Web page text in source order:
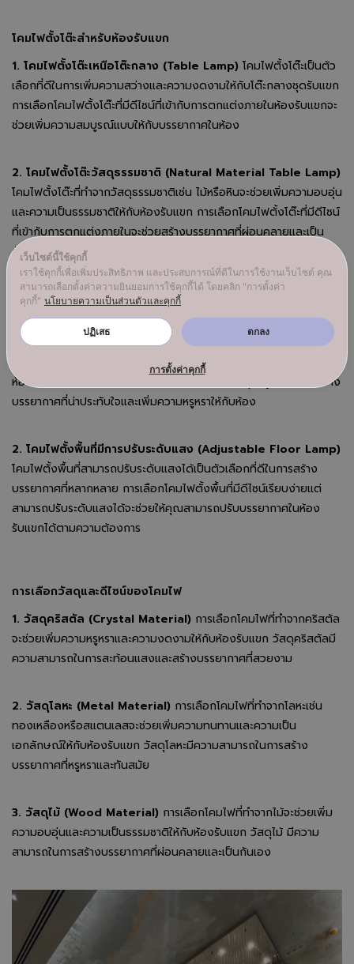
โคมไฟตั้งโต๊ะสำหรับห้องรับแขก
1. โคมไฟตั้งโต๊ะเหนือโต๊ะกลาง (Table Lamp) โคมไฟตั้งโต๊ะเป็นตัว
เลือกที่ดีในการเพิ่มความสว่างและความงดงามให้กับโต๊ะกลางชุดรับแขก
การเลือกโคมไฟตั้งโต๊ะที่มีดีไซน์ที่เข้ากับการตกแต่งภายในห้องรับแขกจะ
ช่วยเพิ่มความสมบูรณ์แบบให้กับบรรยากาศในห้อง
2. โคมไฟตั้งโต๊ะวัสดุธรรมชาติ (Natural Material Table Lamp)
โคมไฟตั้งโต๊ะที่ทำจากวัสดุธรรมชาติเช่น ไม้หรือหินจะช่วยเพิ่มความอบอุ่น
และความเป็นธรรมชาติให้กับห้องรับแขก การเลือกโคมไฟตั้งโต๊ะที่มีดีไซน์
ที่เข้ากับการตกแต่งภายในจะช่วยสร้างบรรยากาศที่ผ่อนคลายและเป็น
กันเอง
โคมไฟตั้งพื้นสำหรับห้องรับแขก
1. โคมไฟตั้งพื้นดีไซน์หรูหรา (Luxury Floor Lamp)โคมไฟตั้ง
พื้นดีไซน์หรูหราสามารถเพิ่มความสง่างามและความเป็นเอกลักษณ์ให้กับ
ห้องรับแขก การเลือกโคมไฟตั้งพื้นที่มีดีไซน์และวัสดุที่หรูหราจะช่วยสร้าง
บรรยากาศที่น่าประทับใจและเพิ่มความหรูหราให้กับห้อง
2. โคมไฟตั้งพื้นที่มีการปรับระดับแสง (Adjustable Floor Lamp)
โคมไฟตั้งพื้นที่สามารถปรับระดับแสงได้เป็นตัวเลือกที่ดีในการสร้าง
บรรยากาศที่หลากหลาย การเลือกโคมไฟตั้งพื้นที่มีดีไซน์เรียบง่ายแต่
สามารถปรับระดับแสงได้จะช่วยให้คุณสามารถปรับบรรยากาศในห้อง
รับแขกได้ตามความต้องการ
การเลือกวัสดุและดีไซน์ของโคมไฟ
1. วัสดุคริสตัล (Crystal Material) การเลือกโคมไฟที่ทำจากคริสตัล
จะช่วยเพิ่มความหรูหราและความงดงามให้กับห้องรับแขก วัสดุคริสตัลมี
ความสามารถในการสะท้อนแสงและสร้างบรรยากาศที่สวยงาม
2. วัสดุโลหะ (Metal Material) การเลือกโคมไฟที่ทำจากโลหะเช่น
ทองเหลืองหรือสแตนเลสจะช่วยเพิ่มความทนทานและความเป็น
เอกลักษณ์ให้กับห้องรับแขก วัสดุโลหะมีความสามารถในการสร้าง
บรรยากาศที่หรูหราและทันสมัย
3. วัสดุไม้ (Wood Material) การเลือกโคมไฟที่ทำจากไม้จะช่วยเพิ่ม
ความอบอุ่นและความเป็นธรรมชาติให้กับห้องรับแขก วัสดุไม้ มีความ
สามารถในการสร้างบรรยากาศที่ผ่อนคลายและเป็นกันเอง
เว็บไซต์นี้ใช้คุกกี้
เราใช้คุกกี้เพื่อเพิ่มประสิทธิภาพ และประสบการณ์ที่ดีในการใช้งานเว็บไซต์ คุณ
สามารถเลือกตั้งค่าความยินยอมการใช้คุกกี้ได้ โดยคลิก "การตั้งค่า
คุกกี้" นโยบายความเป็นส่วนตัวและคุกกี้
ปฏิเสธ ตกลง
การตั้งค่าคุกกี้